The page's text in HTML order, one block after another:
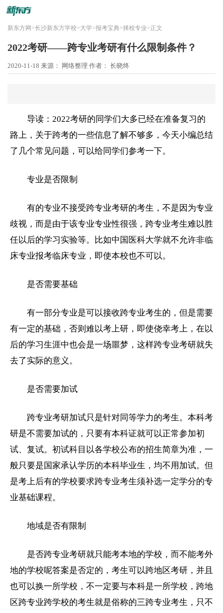
新东方网 >长沙新东方学校>大学>报考宝典>择校专业>正文
2022考研——跨专业考研有什么限制条件？
2020-11-18 来源： 网络整理 作者： 长晓终
导读：2022考研的同学们大多已经在准备复习的
路上，关于跨考的一些信息了解不够多，今天小编总结
了几个常见问题，可以给同学们参考一下。
专业是否限制
有的专业不接受跨专业考研的考生，不是因为专业
歧视，而是由于该专业专业性很强，跨专业考生难以胜
任以后的学习实验等。比如中国医科大学就不允许非临
床专业报考临床专业，即使本校也不可以。
是否需要基础
有一部分专业是可以接收跨专业考生的，但是需要
有一定的基础，否则难以考上研，即使侥幸考上，在以
后的学习生涯中也会是一场噩梦，这样跨专业考研就失
去了实际的意义。
是否需要加试
跨专业考研加试只是针对同等学力的考生。本科考
研是不需要加试的，只要有本科证就可以正常参加初
试、复试。初试科目以各学校公布的招生简章为准，一
般只要是国家承认学历的本科毕业生，均不用加试。但
是考上后有的学校要求跨专业考生须补选一定学分的专
业基础课程。
地域是否有限制
是否跨专业考研就只能考本地的学校，而不能考外
地的学校呢答案是否定的，考生可以跨地区考研，并且
也可以换一所学校，不一定要与本科是一所学校，跨地
区跨专业跨学校的考生就是俗称的三跨专业考生，只不